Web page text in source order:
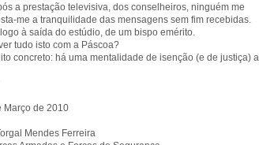
a prestação televisiva, dos conselheiros, ninguém me
me a tranquilidade das mensagens sem fim recebidas.
à saída do estúdio, de um bispo emérito.
tudo isto com a Páscoa?
concreto: há uma mentalidade de isenção (e de justiça) a
Março de 2010
Mendes Ferreira